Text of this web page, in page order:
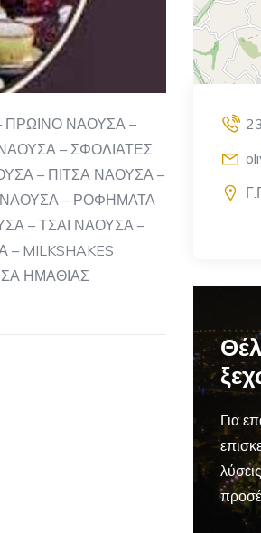
ΠΡΩΙΝΟ ΝΑΟΥΣΑ –
– ΣΦΟΛΙΑΤΕΣ
– ΠΙΤΣΑ ΝΑΟΥΣΑ –
– ΡΟΦΗΜΑΤΑ
– ΤΣΑΙ ΝΑΟΥΣΑ –
MILKSHAKES
ΗΜΑΘΙΑΣ
Για